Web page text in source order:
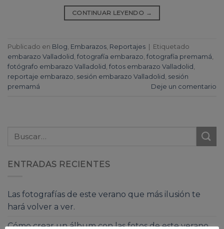
CONTINUAR LEYENDO →
Publicado en Blog Embarazos Reportajes
Etiquetado
embarazo Valladolid fotografía embarazo fotografía premamá
fotógrafo embarazo Valladolid fotos embarazo Valladolid
reportaje embarazo sesión embarazo Valladolid sesión
premamá
Deje un comentario
ENTRADAS RECIENTES
Las fotografías de este verano que más ilusión te
hará volver a ver.
Cómo crear un álbum con las fotos de este verano